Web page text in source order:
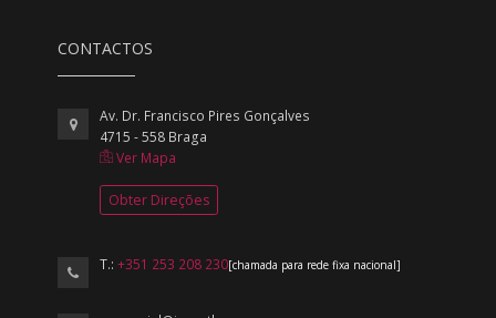
CONTACTOS
Av. Dr. Francisco Pires Gonçalves
4715 - 558 Braga
Ver Mapa
Obter Direções
T.:+351 253 208 230[chamada para rede fixa nacional]